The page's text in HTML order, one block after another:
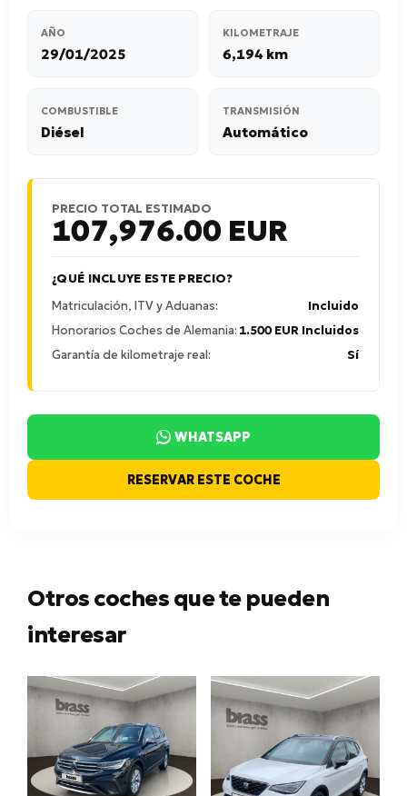
AÑO
29/01/2025
KILOMETRAJE
6,194 km
COMBUSTIBLE
Diésel
TRANSMISIÓN
Automático
PRECIO TOTAL ESTIMADO
107,976.00 EUR
¿QUÉ INCLUYE ESTE PRECIO?
Matriculación, ITV y Aduanas:
Incluido
Honorarios Coches de Alemania: 1.500 EUR Incluidos
Garantía de kilometraje real:
Sí
WHATSAPP
RESERVAR ESTE COCHE
Otros coches que te pueden
interesar